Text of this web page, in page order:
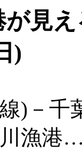
見
)
) －千
漁港